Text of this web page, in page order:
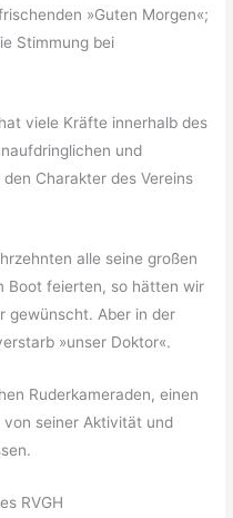
»Guten Morgen«;
Stimmung bei
viele Kräfte innerhalb des
und
Charakter des Vereins
alle seine großen
Boot feierten, so hätten wir
gewünscht. Aber in der
»unser Doktor«.
Ruderkameraden, einen
von seiner Aktivität und
RVGH